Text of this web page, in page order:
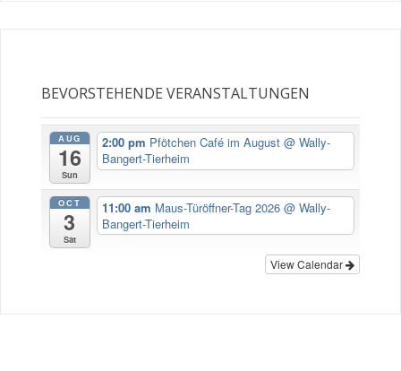
BEVORSTEHENDE VERANSTALTUNGEN
AUG
16
Sun
2:00 pm Pfötchen Café im August@ Wally-
Bangert-Tierheim
OCT
3
Sat
11:00 am Maus-Türöffner-Tag 2026@ Wally-
Bangert-Tierheim
View Calendar